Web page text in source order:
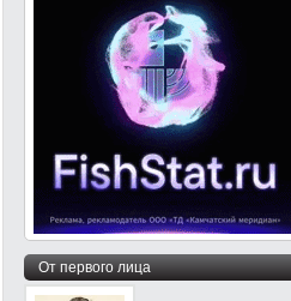
От первого лица